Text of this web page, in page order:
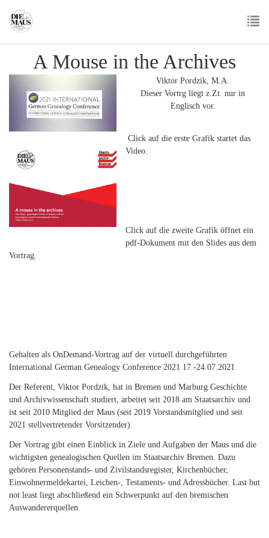
main
A Mouse in the Archives
Viktor Pordzik, M.A.
Dieser Vortrg liegt z.Zt. nur in
Englisch vor.
Click auf die erste Grafik startet das
Video.
Click auf die zweite Grafik öffnet ein
pdf-Dokument mit den Slides aus dem
Vortrag.
Gehalten als OnDemand-Vortrag auf der virtuell durchgeführten
International German Genealogy Conference 2021 17.-24.07.2021
Der Referent, Viktor Pordzik, hat in Bremen und Marburg Geschichte
und Archivwissenschaft studiert, arbeitet seit 2018 am Staatsarchiv und
ist seit 2010 Mitglied der Maus (seit 2019 Vorstandsmitglied und seit
2021 stellvertretender Vorsitzender).
Der Vortrag gibt einen Einblick in Ziele und Aufgaben der Maus und die
wichtigsten genealogischen Quellen im Staatsarchiv Bremen. Dazu
gehören Personenstands- und Zivilstandsregister, Kirchenbücher,
Einwohnermeldekartei, Leichen-, Testaments- und Adressbücher. Last but
not least liegt abschließend ein Schwerpunkt auf den bremischen
Auswandererquellen.